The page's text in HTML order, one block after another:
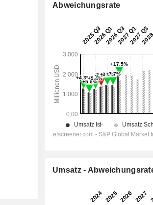
Abweichungsrate
Umsatz -